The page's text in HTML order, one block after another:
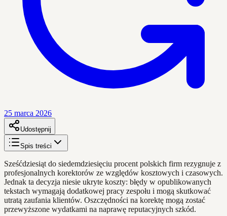
25 marca 2026
Udostępnij
Spis treści
Sześćdziesiąt do siedemdziesięciu procent polskich firm rezygnuje z
profesjonalnych korektorów ze względów kosztowych i czasowych.
Jednak ta decyzja niesie ukryte koszty: błędy w opublikowanych
tekstach wymagają dodatkowej pracy zespołu i mogą skutkować
utratą zaufania klientów. Oszczędności na korektę mogą zostać
przewyższone wydatkami na naprawę reputacyjnych szkód.